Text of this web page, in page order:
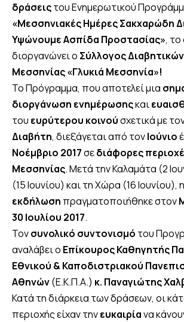
δράσειςτου Ενημερωτικού
«Μεσσηνιακές Ημέρες Σακχαρώδη
Υψώνουμε Ασπίδα Προστασίας», το
διοργανώνει ο Σύλλογος
Μεσσηνίας «Γλυκιά Μεσσηνία»!
Το Πρόγραμμα, που αποτελεί μια
διοργάνωση ενημέρωσηςκαι
του ευρύτερου κοινούσχετικά με
Διαβήτη, διεξάγεται από τονΙούνιο
Νοέμβριο 2017σεδιάφορες
Μεσσηνίας. Μετά την Καλαμάτα (2
(15 Ιουνίου) και τη Χώρα (16 Ιουνίου), η
εκδήλωση πραγματοποιήθηκε στον
30 Ιουλίου 2017.
Τονσυνολικό συντονισμό του
αναλάβει ο Επίκουρος Καθηγητής
Εθνικού & Καποδιστριακού
Αθηνών(Ε.Κ.Π.Α.) κ. Παναγιώτης
Κατά τη διάρκεια των δράσεων, οι
περιοχής είχαν τηνευκαιρίανα